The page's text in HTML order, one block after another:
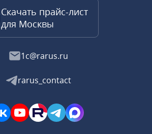
Скачать прайс-лист
для Москвы
1c@rarus.ru
rarus_contact